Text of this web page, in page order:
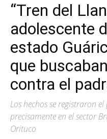
“Tren del
adolescente
estado
que
contra el
Los hechos se registraron
precisamente en el sector
Orituco